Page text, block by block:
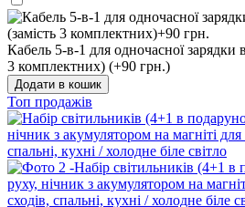
Кабель 5-в-1 для одночасної зарядки
3 комплектних) (+90 грн.)
Додати в кошик
Топ продажів